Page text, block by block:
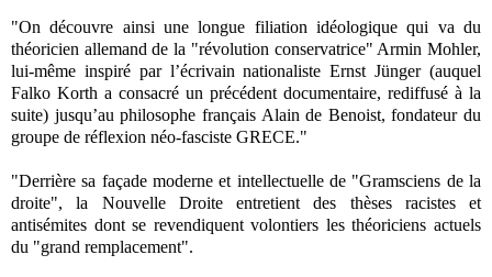
"On découvre ainsi une longue filiation idéologique qui va du
théoricien allemand de la "révolution conservatrice" Armin Mohler,
lui-même inspiré par l’écrivain nationaliste Ernst Jünger (auquel
Falko Korth a consacré un précédent documentaire, rediffusé à la
suite) jusqu’au philosophe français Alain de Benoist, fondateur du
groupe de réflexion néo-fasciste GRECE."
"Derrière sa façade moderne et intellectuelle de "Gramsciens de la
droite", la Nouvelle Droite entretient des thèses racistes et
antisémites dont se revendiquent volontiers les théoriciens actuels
du "grand remplacement".